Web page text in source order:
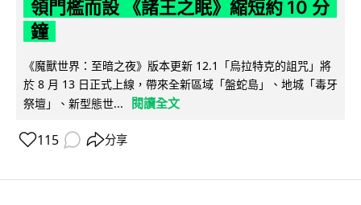
領門檻而設 《諸王之眠》縮短約 10 分
鐘
《魔獸世界：至暗之夜》版本更新 12.1「烏拉特克的詛咒」將
於 8 月 13 日正式上線，帶來全新區域「盤蛇島」、地城「毒牙
祭壇」、新型態世...
閱讀全文
115 分享